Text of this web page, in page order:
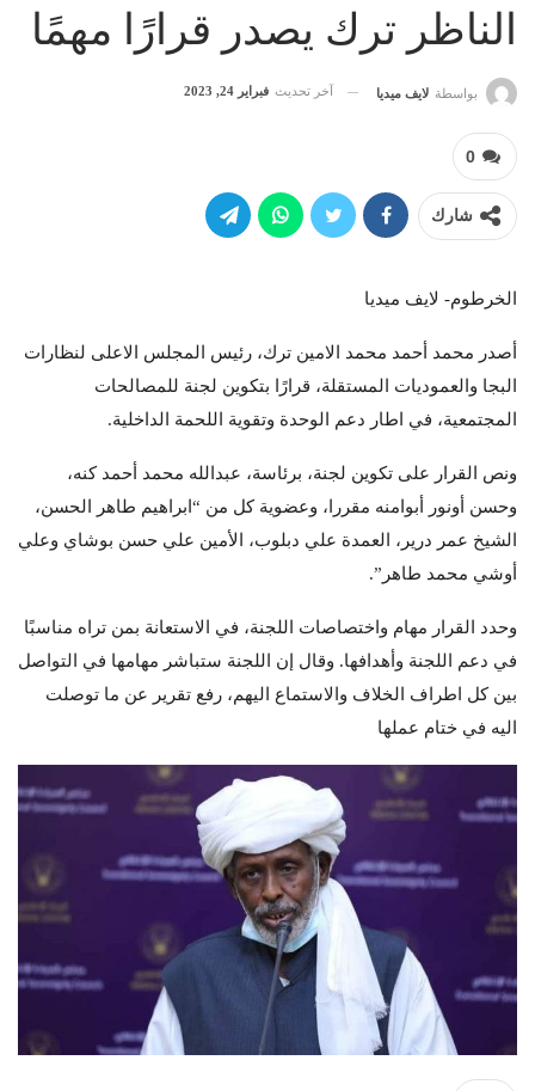
الناظر ترك يصدر قرارًا مهمًا
بواسطة لايف ميديا آخر تحديث فبراير 24, 2023
0
شارك
الخرطوم- لايف ميديا
أصدر محمد أحمد محمد الامين ترك، رئيس المجلس الاعلى لنظارات
البجا والعموديات المستقلة، قرارًا بتكوين لجنة للمصالحات
المجتمعية، في اطار دعم الوحدة وتقوية اللحمة الداخلية.
ونص القرار على تكوين لجنة، برئاسة، عبدالله محمد أحمد كنه،
وحسن أونور أبوامنه مقررا، وعضوية كل من “ابراهيم طاهر الحسن،
الشيخ عمر درير، العمدة علي دبلوب، الأمين علي حسن بوشاي وعلي
أوشي محمد طاهر”.
وحدد القرار مهام واختصاصات اللجنة، في الاستعانة بمن تراه مناسبًا
في دعم اللجنة وأهدافها. وقال إن اللجنة ستباشر مهامها في التواصل
بين كل اطراف الخلاف والاستماع اليهم، رفع تقرير عن ما توصلت
اليه في ختام عملها